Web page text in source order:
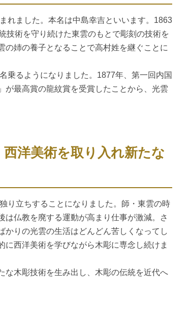
れました。本名は中島幸吉といいます。1863
技術を守り続けた東雲のもとで彫刻の技術を
姉の養子となることで高村姓を継ぐことに
乗るようになりました。1877年、第一回内国
が最高賞の龍紋賞を受賞したことから、光雲
洋美術を取り入れ新たな
り立ちすることになりました。師・東雲の時
仏教を廃する運動が高まり仕事が激減。さ
かりの光雲の生活はどんどん苦しくなってし
西洋美術を学びながら木彫に専念し続けま
な木彫技術を生み出し、木彫の伝統を近代へ